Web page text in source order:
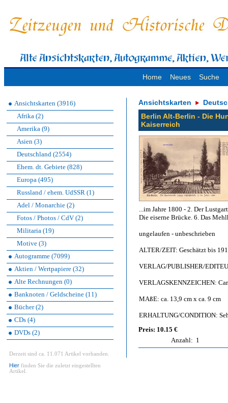
Home Neues Suche
Ansichtskarten (3916)
Afrika (2)
Amerika (9)
Asien (3)
Deutschland (2554)
Ehem. dt. Gebiete (828)
Europa (495)
Russland / ehem. UdSSR (1)
Adel / Monarchie (2)
Fotos / Photos / CdV (2)
Militaria (19)
Motive (3)
Autogramme (7099)
Aktien / Wertpapiere (32)
Alte Rechnungen (0)
Banknoten / Geldscheine (11)
Bücher (2)
CDs (4)
DVDs (2)
Derzeit sind ca. 11.071 Artikel vorhanden.
Hier finden Sie die zuletzt eingestellten
Artikel.
Ansichtskarten
Berlin Alt-Berlin - Die
Kaiserreich
...im Jahre 1800 - 2. Der
Die eiserne Brücke. 6. Das
ungelaufen - unbeschrieben
ALTER/ZEIT: Geschätzt bis
VERLAG/PUBLISHER/
VERLAGSKENNZEICHEN:
MAßE: ca. 13,9 cm x ca. 9 cm
ERHALTUNG/CONDITION:
Preis: 10.15 €
Anzahl: 1